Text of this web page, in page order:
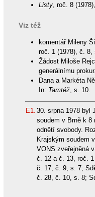
Listy, roč. 8
Viz též
komentář Mileny
roč. 1 (1978), č. 8,
Žádost Miloše
generálnímu
Dana a Markéta
In: Tamtéž, s. 10.
E1. 30. srpna 1978 byl
soudem v Brně k 8
odnětí svobody.
Krajským soudem
VONS zveřejněná v
č. 12 a č. 13, roč.
č. 17, č. 9, s. 7;
č. 28, č. 10, s. 8;